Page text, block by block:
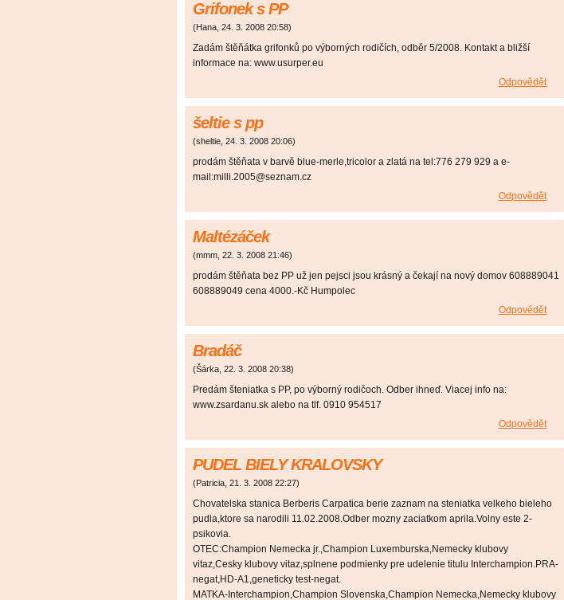
Grifonek s PP
(Hana 24. 3. 2008 20:58)
Zadám štěňátka grifonků po výborných rodičích, odběr 5/2008. Kontakt a bližší
informace na: www.usurper.eu
Odpovědět
šeltie s pp
(sheltie 24. 3. 2008 20:06)
prodám štěňata v barvě blue-merle,tricolor a zlatá na tel:776 279 929 a e-
mail:milli.2005@seznam.cz
Odpovědět
Maltézáček
(mmm 22. 3. 2008 21:46)
prodám štěňata bez PP už jen pejsci jsou krásný a čekají na nový domov 608889041
608889049 cena 4000.-Kč Humpolec
Odpovědět
Bradáč
(Šárka 22. 3. 2008 20:38)
Predám šteniatka s PP, po výborný rodičoch. Odber ihneď. Viacej info na:
www.zsardanu.sk alebo na tlf. 0910 954517
Odpovědět
PUDEL BIELY KRALOVSKY
(Patricia 21. 3. 2008 22:27)
Chovatelska stanica Berberis Carpatica berie zaznam na steniatka velkeho bieleho
pudla,ktore sa narodili 11.02.2008.Odber mozny zaciatkom aprila.Volny este 2-
psikovia.
OTEC:Champion Nemecka jr.,Champion Luxemburska,Nemecky klubovy
vitaz,Cesky klubovy vitaz,splnene podmienky pre udelenie titulu Interchampion.PRA-
negat,HD-A1,geneticky test-negat.
MATKA-Interchampion,Champion Slovenska,Champion Nemecka,Nemecky klubovy